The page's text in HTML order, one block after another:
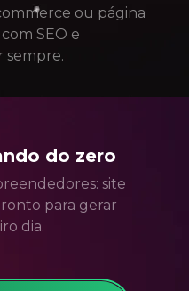
ou página
SEO e
sempre.
do zero
site
para gerar
dia.